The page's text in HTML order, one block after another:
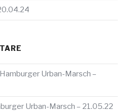
Urban-Marsch –
Urban-Marsch – 21.05.22